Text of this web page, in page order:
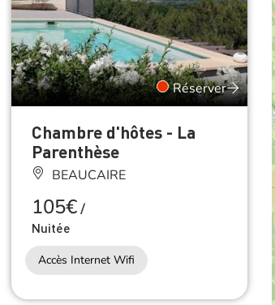
Réserver
Chambre d'hôtes - La
Parenthèse
BEAUCAIRE
105€/
Nuitée
Accès Internet Wifi